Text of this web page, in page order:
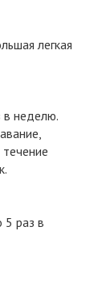
легкая
в неделю.
5 раз в